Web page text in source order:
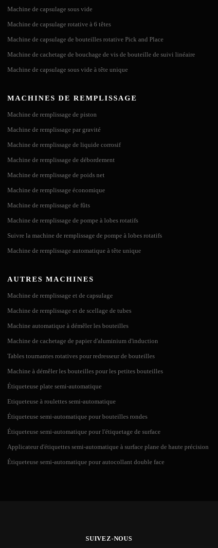
Machine de capsulage sous vide
Machine de capsulage rotative à 6 têtes
Machine de capsulage de bouteilles rotative Pick and Place
Machine de cachetage de bouchage de vis de bouteille de suivi linéaire
Machine de capsulage sous vide à tête unique
MACHINES DE REMPLISSAGE
Machine de remplissage de piston
Machine de remplissage par gravité
Machine de remplissage de liquide corrosif
Machine de remplissage de débordement
Machine de remplissage de poids net
Machine de remplissage économique
Machine de remplissage de fûts
Machine de remplissage de pompe à lobes rotatifs
Suivre la machine de remplissage de pompe à lobes rotatifs
Machine de remplissage automatique à tête unique
AUTRES MACHINES
Machine de remplissage et de capsulage
Machine de remplissage et de scellage de tubes
Machine automatique à démêler les bouteilles
Machine de cachetage de papier d'aluminium d'induction
Tables tournantes rotatives pour redresseur de bouteilles
Machine à démêler les bouteilles pour les petites bouteilles
Étiqueteuse plate semi-automatique
Etiqueteuse à roulettes semi-automatique
Étiqueteuse semi-automatique pour bouteilles rondes
Étiqueteuse semi-automatique pour l'étiquetage de surface
Applicateur d'étiquettes semi-automatique à surface plane de haute précision
Étiqueteuse semi-automatique pour autocollant double face
SUIVEZ-NOUS